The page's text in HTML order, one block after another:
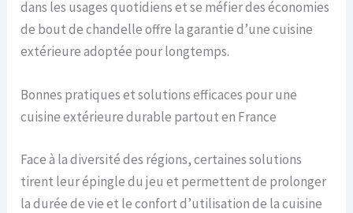
dans les usages quotidiens et se méfier des économies
de bout de chandelle offre la garantie d’une cuisine
extérieure adoptée pour longtemps.
Bonnes pratiques et solutions efficaces pour une
cuisine extérieure durable partout en France
Face à la diversité des régions, certaines solutions
tirent leur épingle du jeu et permettent de prolonger
la durée de vie et le confort d’utilisation de la cuisine